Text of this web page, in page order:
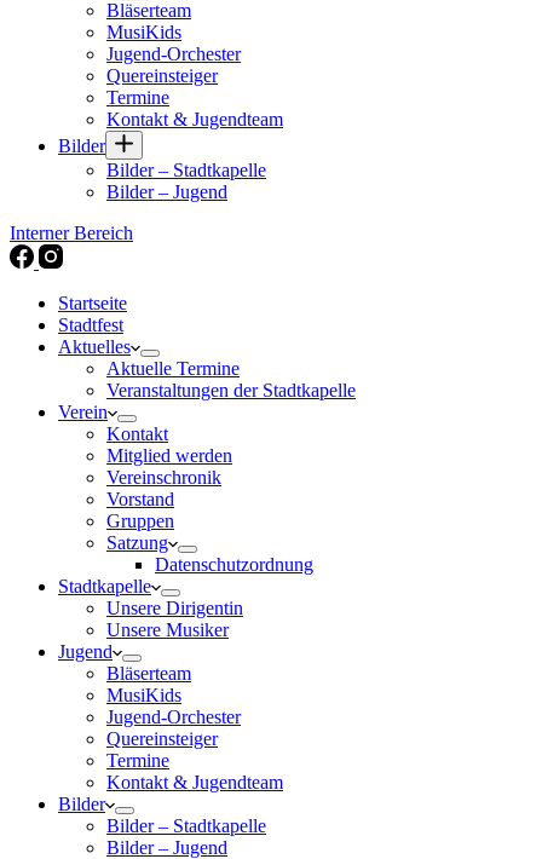
Bläserteam
MusiKids
Jugend-Orchester
Quereinsteiger
Termine
Kontakt & Jugendteam
Bilder
Bilder – Stadtkapelle
Bilder – Jugend
Interner Bereich
Startseite
Stadtfest
Aktuelles
Aktuelle Termine
Veranstaltungen der Stadtkapelle
Verein
Kontakt
Mitglied werden
Vereinschronik
Vorstand
Gruppen
Satzung
Datenschutzordnung
Stadtkapelle
Unsere Dirigentin
Unsere Musiker
Jugend
Bläserteam
MusiKids
Jugend-Orchester
Quereinsteiger
Termine
Kontakt & Jugendteam
Bilder
Bilder – Stadtkapelle
Bilder – Jugend